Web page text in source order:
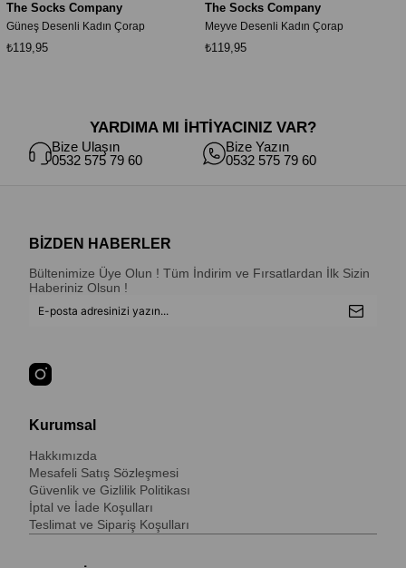
The Socks Company
Güneş Desenli Kadın Çorap
₺119,95
The Socks Company
Meyve Desenli Kadın Çorap
₺119,95
YARDIMA MI İHTİYACINIZ VAR?
Bize Ulaşın
0532 575 79 60
Bize Yazın
0532 575 79 60
BİZDEN HABERLER
Bültenimize Üye Olun ! Tüm İndirim ve Fırsatlardan İlk Sizin
Haberiniz Olsun !
Kurumsal
Hakkımızda
Mesafeli Satış Sözleşmesi
Güvenlik ve Gizlilik Politikası
İptal ve İade Koşulları
Teslimat ve Sipariş Koşulları